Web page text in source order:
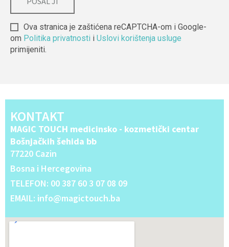
Ova stranica je zaštićena reCAPTCHA-om i Google-
om Politika privatnosti i Uslovi korištenja usluge
primijeniti.
KONTAKT
MAGIC TOUCH medicinsko - kozmetički centar
Bošnjačkih šehida bb
77220 Cazin
Bosna i Hercegovina
TELEFON: 00 387 60 3 07 08 09
EMAIL: info@magictouch.ba